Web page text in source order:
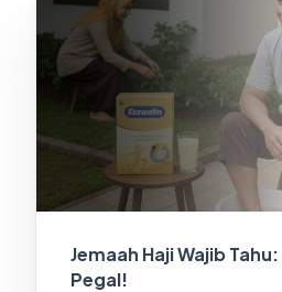
Jemaah Haji Wajib
Pegal!